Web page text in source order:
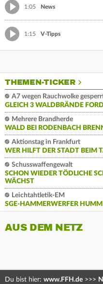
1:05 News
1:15 V-Tipps
THEMEN-TICKER
A7 wegen Rauchwolke
GLEICH 3 WALDBRÄNDE
Mehrere Brandherde
WALD BEI RODENBACH
Aktionstag in Frankfurt
WER HILFT DER STADT BEIM
Schusswaffengewalt
SCHON WIEDER TÖDLICHE
WÄCHST
Leichtahtletik-EM
SGE-HAMMERWERFER
AUS DEM NETZ
Du bist hier: www.FFH.de >>>